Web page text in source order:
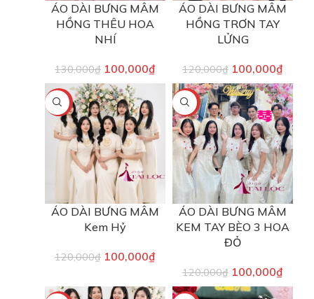
ÁO DÀI BƯNG MÂM
HỒNG THÊU HOA
NHÍ
130,000₫ 100,000₫
ÁO DÀI BƯNG MÂM
HỒNG TRƠN TAY
LỬNG
120,000₫ 100,000₫
-17%
ÁO DÀI BƯNG MÂM
Kem Hỷ
120,000₫ 100,000₫
-17%
ÁO DÀI BƯNG MÂM
KEM TAY BÈO 3 HOA
ĐỎ
120,000₫ 100,000₫